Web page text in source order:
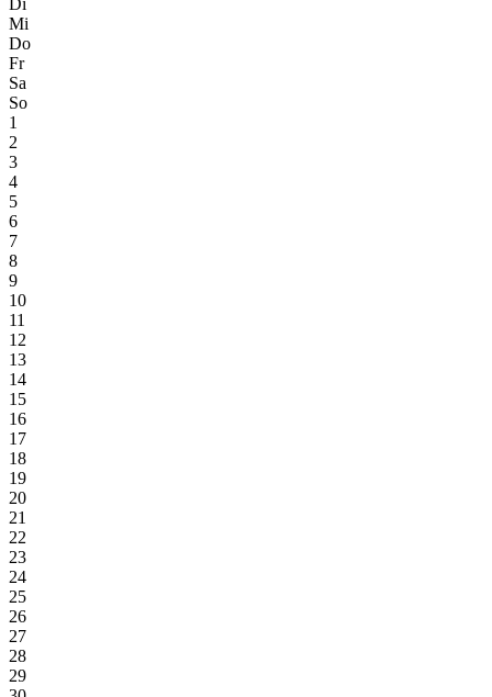
Di
Mi
Do
Fr
Sa
So
1
2
3
4
5
6
7
8
9
10
11
12
13
14
15
16
17
18
19
20
21
22
23
24
25
26
27
28
29